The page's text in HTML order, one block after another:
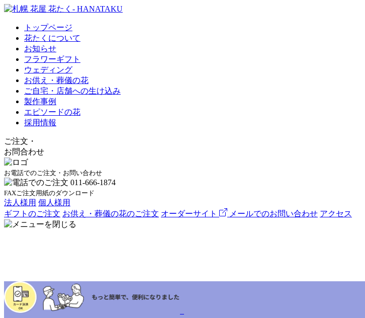
トップページ
花たくについて
お知らせ
フラワーギフト
ウェディング
お供え・葬儀の花
ご自宅・店舗への生け込み
製作事例
エピソードの花
採用情報
ご注文 ・
お問合わせ
お電話でのご注文・お問い合わせ
FAXご注文用紙のダウンロード
法人様用 個人様用
ギフトのご注文 お供え・葬儀の花のご注文 オーダーサイト メールでのお問い合わせ アクセス